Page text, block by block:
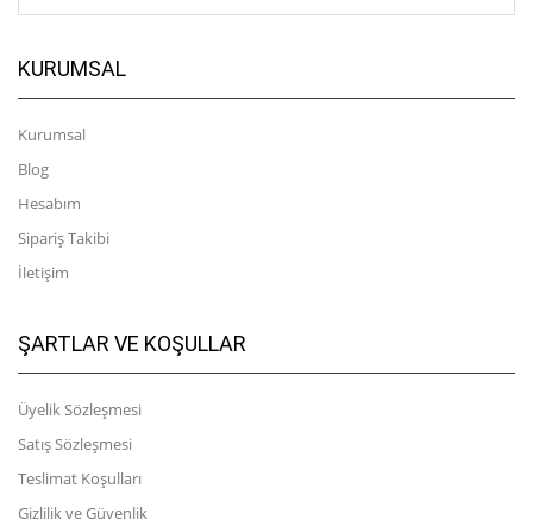
KURUMSAL
Kurumsal
Blog
Hesabım
Sipariş Takibi
İletişim
ŞARTLAR VE KOŞULLAR
Üyelik Sözleşmesi
Satış Sözleşmesi
Teslimat Koşulları
Gizlilik ve Güvenlik